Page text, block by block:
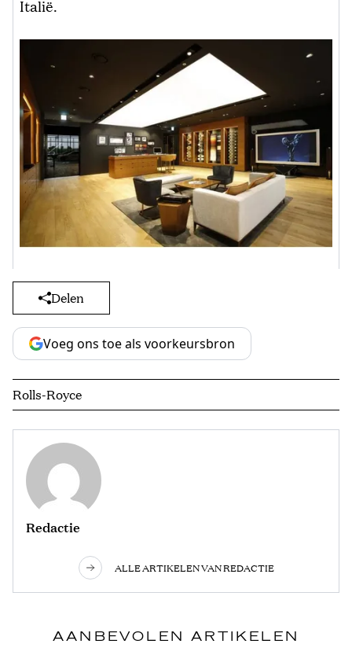
Italië.
Delen
Voeg ons toe als voorkeursbron
Rolls-Royce
Redactie
ALLE ARTIKELEN VAN REDACTIE
AANBEVOLEN ARTIKELEN